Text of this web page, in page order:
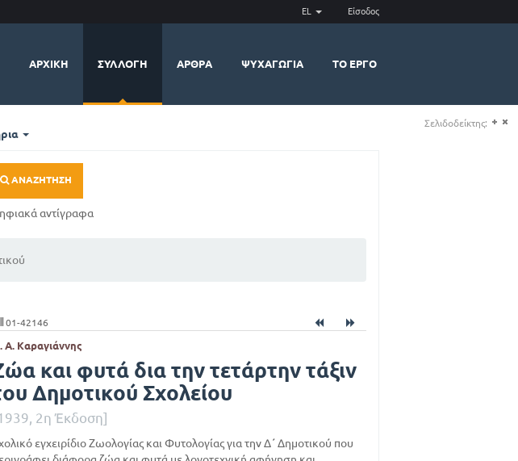
EL Είσοδος
ΑΡΧΙΚΉ ΣΥΛΛΟΓΉ ΆΡΘΡΑ ΨΥΧΑΓΩΓΊΑ ΤΟ ΈΡΓΟ
ΑΝΑΖΉΤΗΣΗ
αντίγραφα
01-42146
Α. Καραγιάννης
και φυτά δια την τετάρτην τάξιν
Δημοτικού Σχολείου
2η Έκδοση]
εγχειρίδιο Ζωολογίας και Φυτολογίας για την Δ΄ Δημοτικού που
Σελιδοδείκτης: